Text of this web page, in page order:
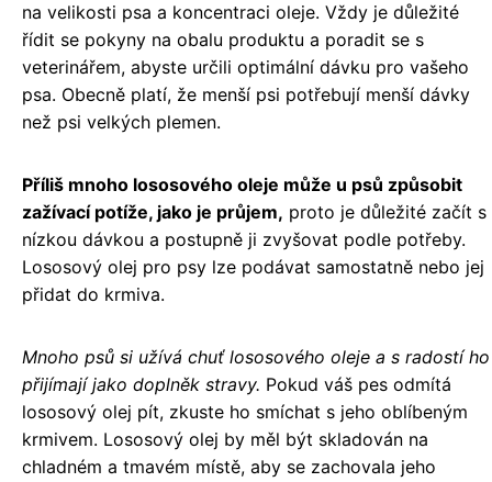
na velikosti psa a koncentraci oleje. Vždy je důležité
řídit se pokyny na obalu produktu a poradit se s
veterinářem, abyste určili optimální dávku pro vašeho
psa. Obecně platí, že menší psi potřebují menší dávky
než psi velkých plemen.
Příliš mnoho lososového oleje může u psů způsobit
zažívací potíže, jako je průjem, proto je důležité začít s
nízkou dávkou a postupně ji zvyšovat podle potřeby.
Lososový olej pro psy lze podávat samostatně nebo jej
přidat do krmiva.
Mnoho psů si užívá chuť lososového oleje a s radostí ho
přijímají jako doplněk stravy. Pokud váš pes odmítá
lososový olej pít, zkuste ho smíchat s jeho oblíbeným
krmivem. Lososový olej by měl být skladován na
chladném a tmavém místě, aby se zachovala jeho